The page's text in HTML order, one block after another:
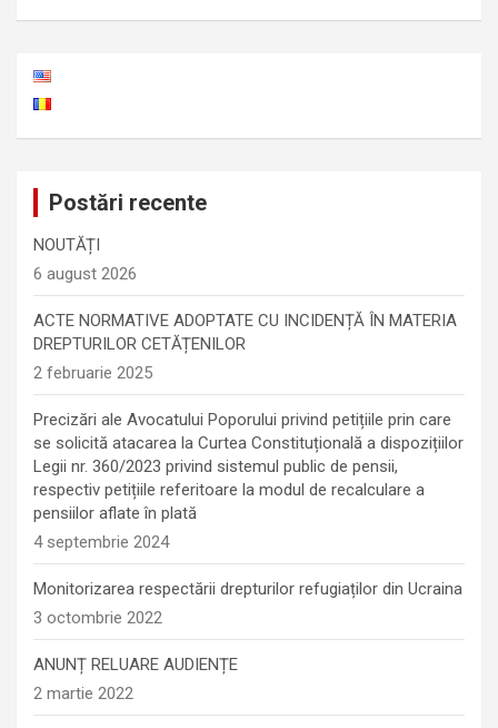
Postări recente
NOUTĂȚI
6 august 2026
ACTE NORMATIVE ADOPTATE CU INCIDENȚĂ ÎN MATERIA
DREPTURILOR CETĂȚENILOR
2 februarie 2025
Precizări ale Avocatului Poporului privind petițiile prin care
se solicită atacarea la Curtea Constituțională a dispozițiilor
Legii nr. 360/2023 privind sistemul public de pensii,
respectiv petițiile referitoare la modul de recalculare a
pensiilor aflate în plată
4 septembrie 2024
Monitorizarea respectării drepturilor refugiaților din Ucraina
3 octombrie 2022
ANUNȚ RELUARE AUDIENȚE
2 martie 2022